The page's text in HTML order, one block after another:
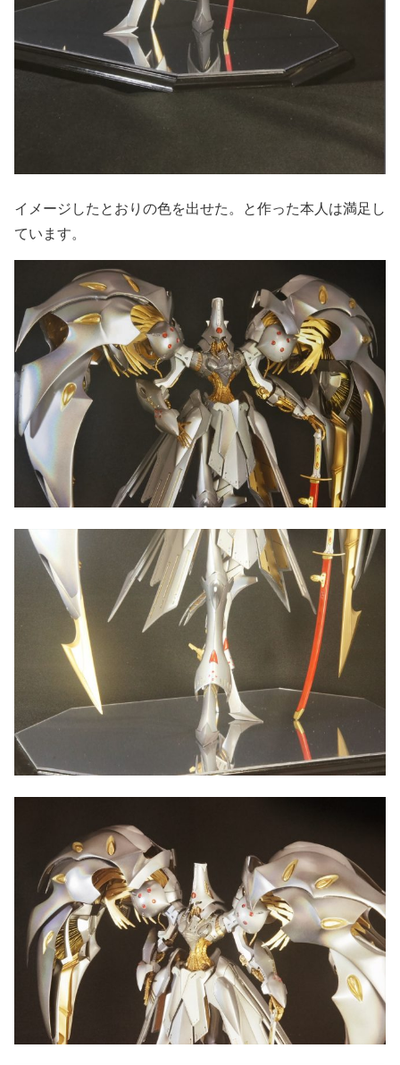
イメージしたとおりの色を出せた。と作った本人は満足し
ています。